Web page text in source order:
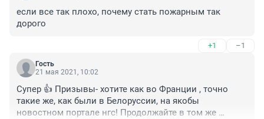
если все так плохо, почему стать пожарным так
дорого
+1 –1
Гость
21 мая 2021, 10:02
Супер 👍 Призывы- хотите как во Франции , точно
такие же, как были в Белоруссии, на якобы
новостном портале нгс! Продолжайте в том же